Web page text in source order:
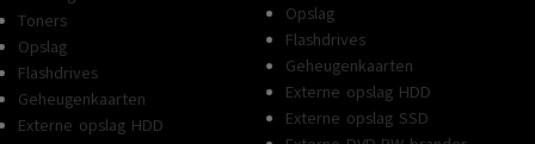
Toners
Opslag
Flashdrives
Geheugenkaarten
Externe opslag HDD
Opslag
Flashdrives
Geheugenkaarten
Externe opslag HDD
Externe opslag SSD